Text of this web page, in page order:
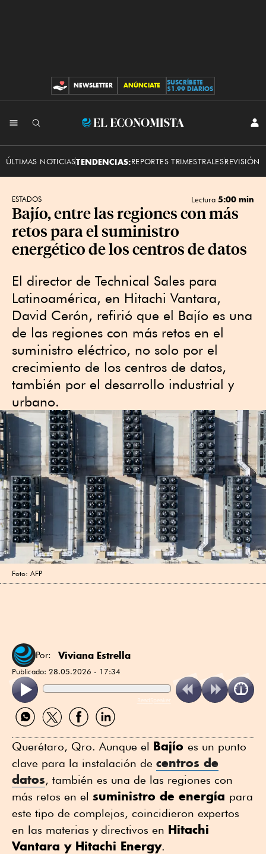
CONTRIBUCIONES
NEWSLETTER ANÚNCIATE
SUSCRÍBETE
$1.99 DIARIOS
El
ÚLTIMAS NOTICIASTENDENCIAS:REPORTES TRIMESTRALESREVISIÓN
ESTADOS Lectura 5:00 min
Bajío, entre las regiones con más
retos para el suministro
energético de los centros de datos
El director de Technical Sales para
Latinoamérica, en Hitachi Vantara,
David Cerón, refirió que el Bajío es una
de las regiones con más retos en el
suministro eléctrico, no solo por el
crecimiento de los centros de datos,
también por el desarrollo industrial y
urbano.
Foto: AFP
Por: Viviana Estrella
Publicado: 28.05.2026 - 17:34
ReadSpeaker
Compartir
por
Compartir
por
Compartir
por
Compartir
por
Querétaro, Qro. Aunque el Bajío es un punto
clave para la instalación de centros de
datos, también es una de las regiones con
más retos en el suministro de energía para
este tipo de complejos, coincidieron expertos
en las materias y directivos en Hitachi
Vantara y Hitachi Energy.